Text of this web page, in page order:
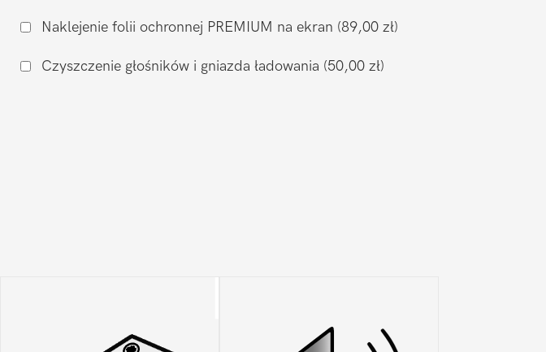
RealmeNaklejenie folii ochronnej PREMIUM na ekran (89,00 zł)
Czyszczenie głośników i gniazda ładowania (50,00 zł)